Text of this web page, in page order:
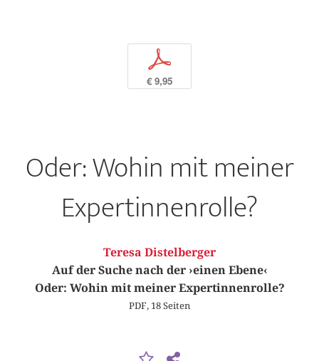
p
€ 9,95
Oder: Wohin mit meiner
Expertinnenrolle?
Teresa Distelberger
Auf der Suche nach der ›einen Ebene‹
Oder: Wohin mit meiner Expertinnenrolle?
PDF, 18 Seiten